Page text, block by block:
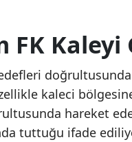
FK
kaleci
hareket
tuttuğu ifade